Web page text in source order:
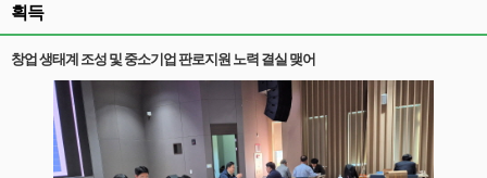
획득
창업 생태계 조성 및 중소기업 판로지원 노력 결실 맺어